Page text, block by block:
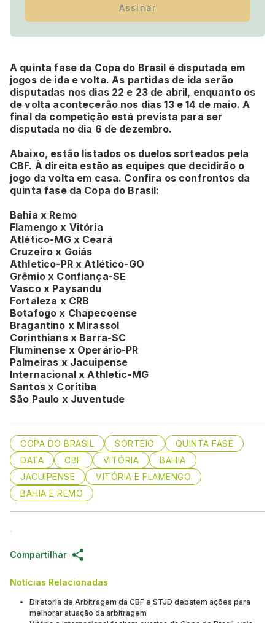
Assinar
A quinta fase da Copa do Brasil é disputada em
jogos de ida e volta. As partidas de ida serão
disputadas nos dias 22 e 23 de abril, enquanto os
de volta acontecerão nos dias 13 e 14 de maio. A
final da competição está prevista para ser
disputada no dia 6 de dezembro.
Abaixo, estão listados os duelos sorteados pela
CBF. À direita estão as equipes que decidirão o
jogo da volta em casa. Confira os confrontos da
quinta fase da Copa do Brasil:
Bahia x Remo
Flamengo x Vitória
Atlético-MG x Ceará
Cruzeiro x Goiás
Athletico-PR x Atlético-GO
Grêmio x Confiança-SE
Vasco x Paysandu
Fortaleza x CRB
Botafogo x Chapecoense
Bragantino x Mirassol
Corinthians x Barra-SC
Fluminense x Operário-PR
Palmeiras x Jacuipense
Internacional x Athletic-MG
Santos x Coritiba
São Paulo x Juventude
COPA DO BRASIL SORTEIO
QUINTA FASE
DATA
CBF VITÓRIA
BAHIA
JACUIPENSE
VITÓRIA E FLAMENGO
BAHIA E REMO
Compartilhar
Notícias Relacionadas
Diretoria de Arbitragem da CBF e STJD debatem ações para
melhorar atuação da arbitragem